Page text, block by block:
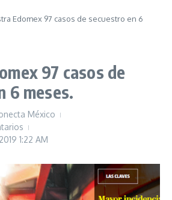
Edomex 97 casos de secuestro en 6
97 casos de
6 meses.
México
1:22 AM